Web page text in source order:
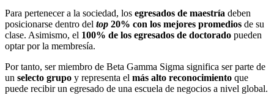
Para pertenecer a la sociedad, los egresados de maestría deben
posicionarse dentro del top 20% con los mejores promedios de su
clase. Asimismo, el 100% de los egresados de doctorado pueden
optar por la membresía.
Por tanto, ser miembro de Beta Gamma Sigma significa ser parte de
un selecto grupo y representa el más alto reconocimiento que
puede recibir un egresado de una escuela de negocios a nivel global.